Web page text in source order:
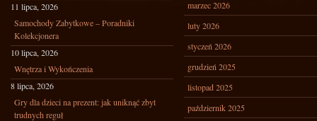
11 lipca, 2026
Samochody Zabytkowe – Poradniki
Kolekcjonera
10 lipca, 2026
Wnętrza i Wykończenia
8 lipca, 2026
Gry dla dzieci na prezent: jak uniknąć zbyt
trudnych reguł
marzec 2026
luty 2026
styczeń 2026
grudzień 2025
listopad 2025
październik 2025